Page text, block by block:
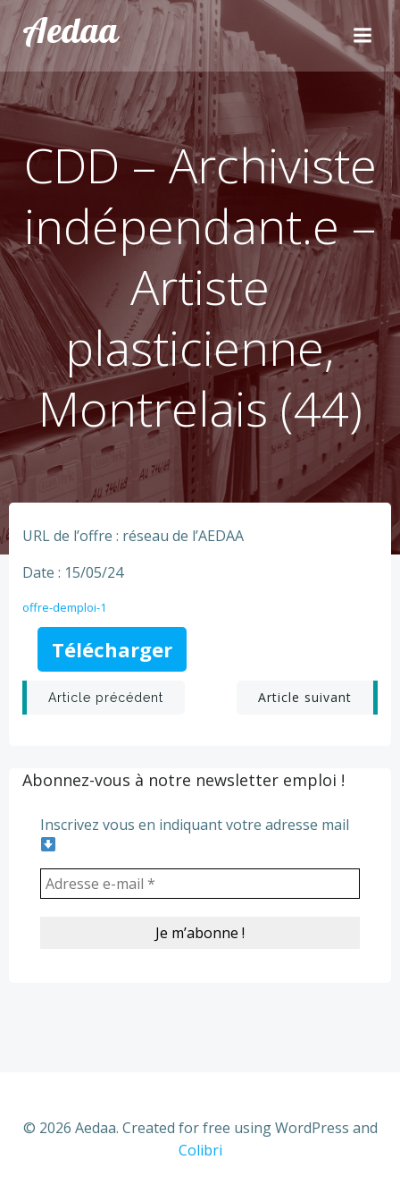
Aller
au
contenu
Aedaa
CDD – Archiviste
indépendant.e –
Artiste
plasticienne,
Montrelais (44)
URL de l’offre : réseau de l’AEDAA
Date : 15/05/24
offre-demploi-1
Télécharger
Post
Article précédent
PostArticle suivant
Abonnez-vous à notre newsletter emploi !
Inscrivez vous en indiquant votre adresse mail
© 2026 Aedaa. Created for free using WordPress and
Colibri